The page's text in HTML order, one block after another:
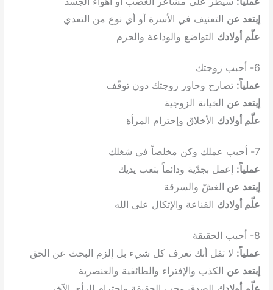
إبتعد عن التعنيف في الأسرة أو أي نوع من التعدي
علّم أولادك التواضع والوداعة والحزم
6- أحبب زوجتك
عملياً: تصارح وحاور زوجتك دون توقّف
إبتعد عن الخيانة الزوجية
علّم أولادك الأخلاق وإحترام المرأة
7- أحبب عملك وكن مخلصاً في شغلك
عملياً: إعمل بجدّية ودائماً بتعب يديك
إبتعد عن الغشّ والسرقة
علّم أولادك القناعة والإتكال على الله
8- أحبب الحقيقة
عملياً: لا تقل أنك تعرف كل شيء بل إلزم البحث عن الحق
إبتعد عن الكذب والإفتراء والطائفية والعنصرية